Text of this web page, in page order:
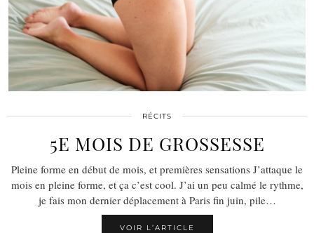
RÉCITS
5E MOIS DE GROSSESSE
Pleine forme en début de mois, et premières sensations J’attaque le
mois en pleine forme, et ça c’est cool. J’ai un peu calmé le rythme,
je fais mon dernier déplacement à Paris fin juin, pile…
VOIR L’ARTICLE